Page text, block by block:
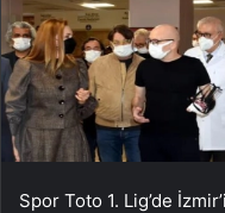
Spor Toto 1. Lig’de